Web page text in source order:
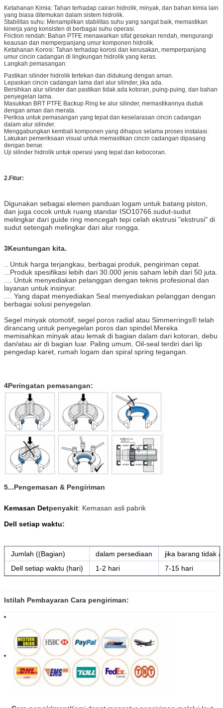
Ketahanan Kimia: Tahan terhadap cairan hidrolik, minyak, dan bahan kimia lain
yang biasa ditemukan dalam sistem hidrolik.
Stabilitas suhu: Menampilkan stabilitas suhu yang sangat baik, memastikan
kinerja yang konsisten di berbagai suhu operasi.
Friction rendah: Bahan PTFE menawarkan sifat gesekan rendah, mengurangi
keausan dan memperpanjang umur komponen hidrolik.
Ketahanan Korosi: Tahan terhadap korosi dan kerusakan, memperpanjang
umur cincin cadangan di lingkungan hidrolik yang keras.
Langkah pemasangan:
Pastikan silinder hidrolik tertekan dan didukung dengan aman.
Lepaskan cincin cadangan lama dari alur silinder, jika ada.
Bersihkan alur silinder dan pastikan tidak ada kotoran, puing-puing, dan bahan
penyegelan lama.
Masukkan BRT PTFE Backup Ring ke alur silinder, memastikannya duduk
dengan aman dan merata.
Periksa untuk pemasangan yang tepat dan keselarasan cincin cadangan
dalam alur silinder.
Menggabungkan kembali komponen yang dihapus selama proses instalasi.
Lakukan pemeriksaan visual untuk memastikan cincin cadangan dipasang
dengan benar.
Uji silinder hidrolik untuk operasi yang tepat dan kebocoran.
2.Fitur:
Digunakan sebagai elemen panduan logam untuk batang piston,
dan juga cocok untuk ruang standar ISO10766.sudut-sudut
melingkar dari guide ring mencegah tepi celah ekstrusi "ekstrusi" di
sudut setengah melingkar dari alur rongga.
3Keuntungan kita.
.. Untuk harga terjangkau, berbagai produk, pengiriman cepat.
...Produk spesifikasi lebih dari 30.000 jenis saham lebih dari 50 juta.
.... Untuk menyediakan pelanggan dengan teknis profesional dan
layanan untuk insinyur.
.... Yang dapat menyediakan Seal menyediakan pelanggan dengan
berbagai solusi penyegelan.
Segel minyak otomotif, segel poros radial atau Simmerrings® telah
dirancang untuk penyegelan poros dan spindel.Mereka
memisahkan minyak atau lemak di bagian dalam dari kotoran, debu
dan/atau air di bagian luar. Paling umum, Oil-seal terdiri dari lip
pengedap karet, rumah logam dan spiral spring tegangan.
4Peringatan pemasangan:
5...Pengemasan & Pengiriman
Kemasan Detpenyakit: Kemasan asli pabrik
Dell setiap waktu:
Jumlah ((Bagian) dalam persediaan
jika barang tidak
Dell setiap waktu (hari)
1-2 hari 7-15 hari
Istilah Pembayaran Cara pengiriman: